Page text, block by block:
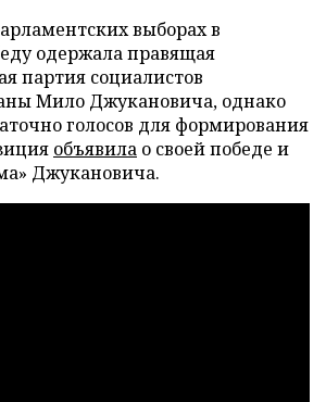
выборах в
одержала правящая
партия социалистов
Мило Джукановича, однако
голосов для формирования
объявила о своей победе и
Джукановича.